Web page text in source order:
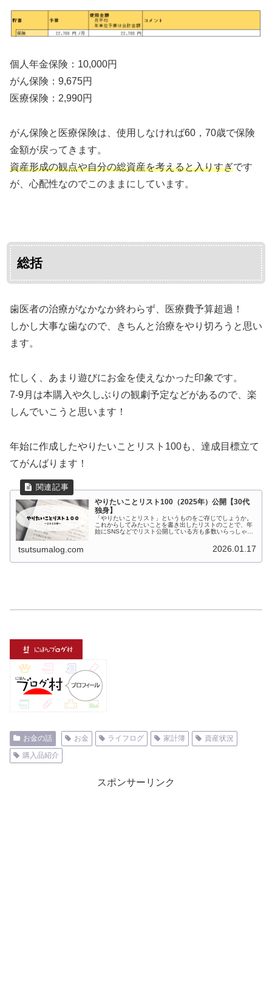
個人年金保険：10,000円
がん保険：9,675円
医療保険：2,990円
がん保険と医療保険は、使用しなければ60，70歳で保険
金額が戻ってきます。
資産形成の観点や自分の総資産を考えると入りすぎです
が、心配性なのでこのままにしています。
総括
歯医者の治療がなかなか終わらず、医療費予算超過！
しかし大事な歯なので、きちんと治療をやり切ろうと思い
ます。
忙しく、あまり遊びにお金を使えなかった印象です。
7-9月は本購入や久しぶりの観劇予定などがあるので、楽
しんでいこうと思います！
年始に作成したやりたいことリスト100も、達成目標立て
てがんばります！
やりたいことリスト100（2025年）公開【30代
独身】
「やりたいことリスト」というものをご存じでしょうか。
これからしてみたいことを書き出したリストのことで、年
始にSNSなどでリスト公開している方も多数いらっしゃい
tsutsumalog.com 2026.01.17
お金の話 お金 ライフログ 家計簿
資産状況
購入品紹介
スポンサーリンク